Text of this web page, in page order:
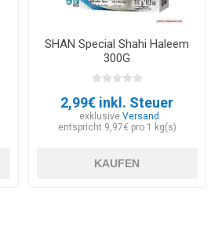
SHAN Special Shahi Haleem
300G
2,99€ inkl. Steuer
exklusive Versand
entspricht 9,97€ pro 1 kg(s)
KAUFEN